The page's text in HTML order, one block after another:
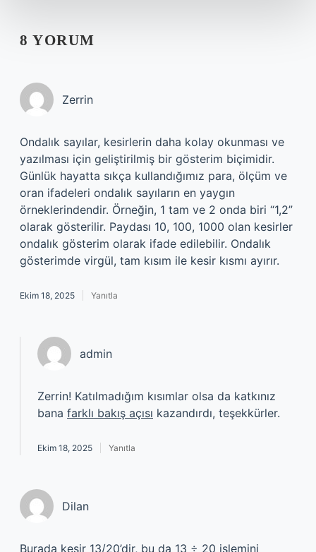
8 YORUM
Zerrin
Ondalık sayılar, kesirlerin daha kolay okunması ve
yazılması için geliştirilmiş bir gösterim biçimidir.
Günlük hayatta sıkça kullandığımız para, ölçüm ve
oran ifadeleri ondalık sayıların en yaygın
örneklerindendir. Örneğin, 1 tam ve 2 onda biri “1,2”
olarak gösterilir. Paydası 10, 100, 1000 olan kesirler
ondalık gösterim olarak ifade edilebilir. Ondalık
gösterimde virgül, tam kısım ile kesir kısmı ayırır.
Ekim 18, 2025 Yanıtla
admin
Zerrin! Katılmadığım kısımlar olsa da katkınız
bana farklı bakış açısı kazandırdı, teşekkürler.
Ekim 18, 2025 Yanıtla
Dilan
Burada kesir 13/20’dir, bu da 13 ÷ 20 işlemini